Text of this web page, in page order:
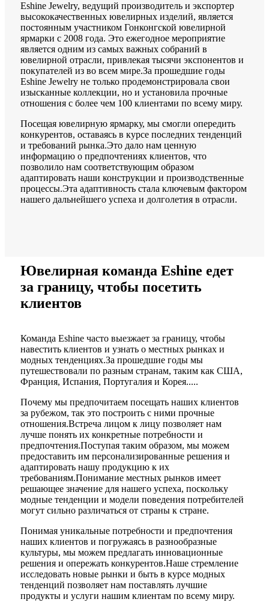
Eshine Jewelry, ведущий производитель и экспортер
высококачественных ювелирных изделий, является
постоянным участником Гонконгской ювелирной
ярмарки с 2008 года. Это ежегодное мероприятие
является одним из самых важных собраний в
ювелирной отрасли, привлекая тысячи экспонентов и
покупателей из во всем мире.За прошедшие годы
Eshine Jewelry не только продемонстрировала свои
изысканные коллекции, но и установила прочные
отношения с более чем 100 клиентами по всему миру.
Посещая ювелирную ярмарку, мы смогли опередить
конкурентов, оставаясь в курсе последних тенденций
и требований рынка.Это дало нам ценную
информацию о предпочтениях клиентов, что
позволило нам соответствующим образом
адаптировать наши конструкции и производственные
процессы.Эта адаптивность стала ключевым фактором
нашего дальнейшего успеха и долголетия в отрасли.
Ювелирная команда Eshine едет
за границу, чтобы посетить
клиентов
Команда Eshine часто выезжает за границу, чтобы
навестить клиентов и узнать о местных рынках и
модных тенденциях.За прошедшие годы мы
путешествовали по разным странам, таким как США,
Франция, Испания, Португалия и Корея.....
Почему мы предпочитаем посещать наших клиентов
за рубежом, так это построить с ними прочные
отношения.Встреча лицом к лицу позволяет нам
лучше понять их конкретные потребности и
предпочтения.Поступая таким образом, мы можем
предоставить им персонализированные решения и
адаптировать нашу продукцию к их
требованиям.Понимание местных рынков имеет
решающее значение для нашего успеха, поскольку
модные тенденции и модели поведения потребителей
могут сильно различаться от страны к стране.
Понимая уникальные потребности и предпочтения
наших клиентов и погружаясь в разнообразные
культуры, мы можем предлагать инновационные
решения и опережать конкурентов.Наше стремление
исследовать новые рынки и быть в курсе модных
тенденций позволяет нам поставлять лучшие
продукты и услуги нашим клиентам по всему миру.